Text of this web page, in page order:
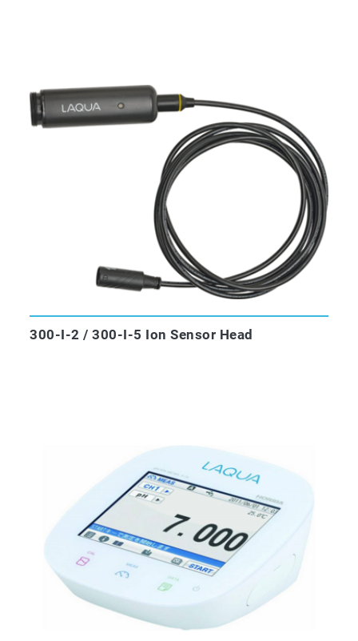
300-I-2 / 300-I-5 Ion Sensor Head